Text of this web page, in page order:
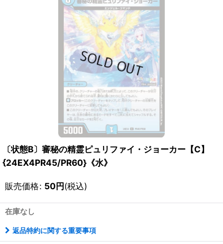
〔状態B〕審秘の精霊ピュリファイ・ジョーカー【C】
{24EX4PR45/PR60}《水》
販売価格: 50円(税込)
在庫なし
返品特約に関する重要事項